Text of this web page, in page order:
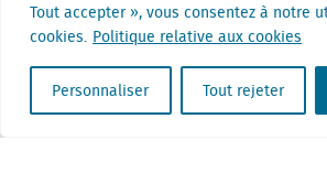
Tout accepter », vous consentez à notre
cookies. Politique relative aux cookies
Personnaliser Tout rejeter
Belgique
Rue Cantersteen 47
1000 Bruxelles